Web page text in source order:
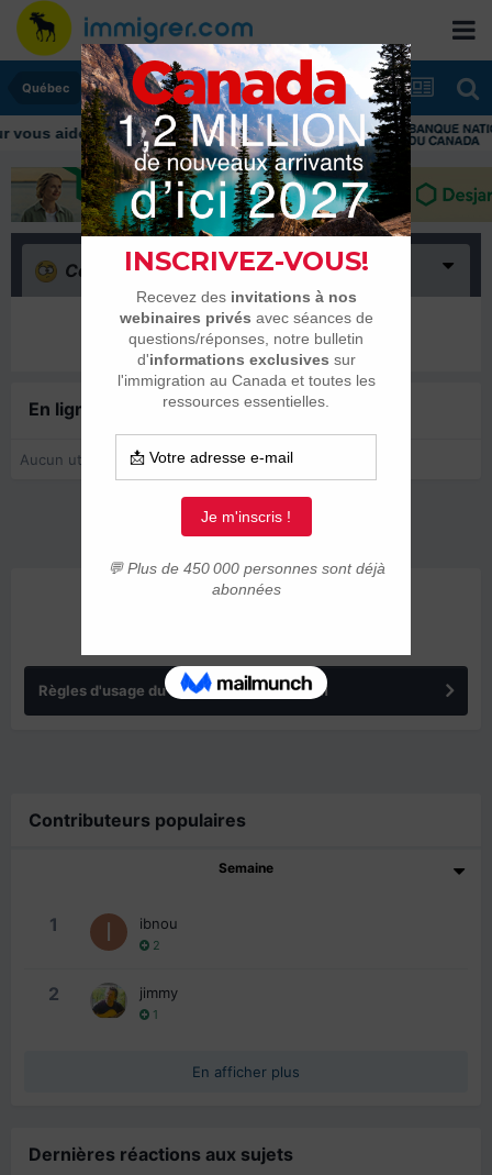
Québec
aider tout au long de votre transition
Confus (0)
Il n’y a encore rien ici
En ligne récemment0 membre est en ligne
Aucun utilisateur enregistré regarde cette page.
Règles d'usage du forum IMMIGRER.COM
Contributeurs populaires
Semaine
1 ibnou
2
2 jimmy
1
En afficher plus
Dernières réactions aux sujets